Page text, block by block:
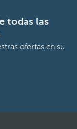
todas las
ofertas en su